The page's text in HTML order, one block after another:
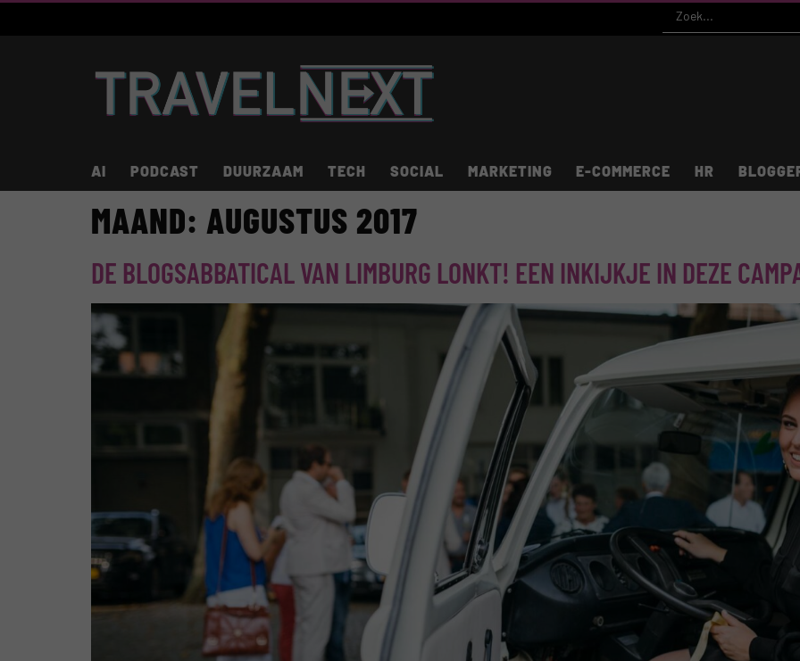
AI PODCAST DUURZAAM TECH SOCIAL MARKETING E-COMMERCE HR
MAAND: AUGUSTUS 2017
DE BLOGSABBATICAL VAN LIMBURG LONKT! EEN INKIJKJE IN DEZE